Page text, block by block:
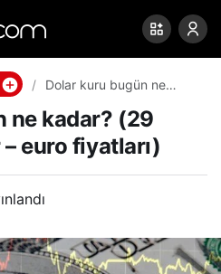
Dolar kuru bugün ne
dolar – euro fiyatları)
ne kadar? (29
euro fiyatları)
0 Paylaş